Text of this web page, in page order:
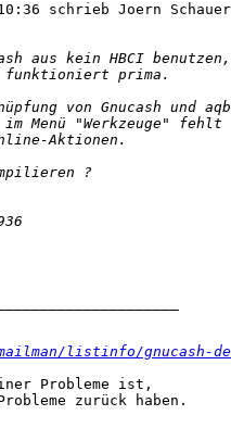
schrieb Joern
listinfo/gnucash-de
Probleme ist,
zurück haben.